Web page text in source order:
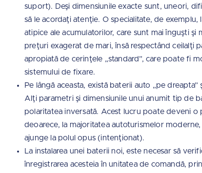
suport). Deşi dimensiunile exacte sunt, uneori,
să le acordaţi atenţie. O specialitate, de
atipice ale acumulatorilor, care sunt mai înguşti şi
preţuri exagerat de mari, însă respectând ceilalţi
apropiată de cerinţele „standard”, care poate fi
sistemului de fixare.
Pe lângă aceasta, există baterii auto „pe
Alţi parametri şi dimensiunile unui anumit tip de
polaritatea inversată. Acest lucru poate deveni o
deoarece, la majoritatea autoturismelor
ajunge la polul opus (intenţionat).
La instalarea unei baterii noi, este necesar să
înregistrarea acesteia în unitatea de comandă,